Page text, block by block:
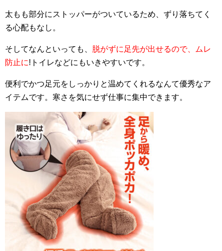
太もも部分にストッパーがついているため、ずり落ちてく
る心配もなし。
そしてなんといっても、 脱がずに足先が出せるので、ムレ
防止に!トイレなどにもいきやすいです。
便利でかつ足元をしっかりと温めてくれるなんて優秀なア
イテムです。寒さを気にせず仕事に集中できます。